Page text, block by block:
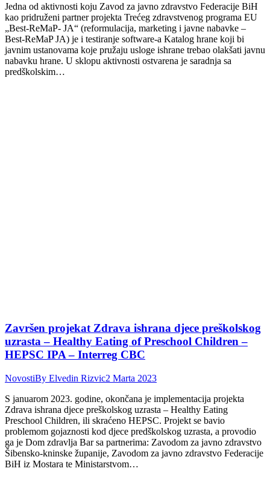
Jedna od aktivnosti koju Zavod za javno zdravstvo Federacije BiH
kao pridruženi partner projekta Trećeg zdravstvenog programa EU
„Best-ReMaP- JA“ (reformulacija, marketing i javne nabavke –
Best-ReMaP JA) je i testiranje software-a Katalog hrane koji bi
javnim ustanovama koje pružaju usloge ishrane trebao olakšati javnu
nabavku hrane. U sklopu aktivnosti ostvarena je saradnja sa
predškolskim…
Završen projekat Zdrava ishrana djece preškolskog
uzrasta – Healthy Eating of Preschool Children –
HEPSC IPA – Interreg CBC
NovostiBy Elvedin Rizvic2 Marta 2023
S januarom 2023. godine, okončana je implementacija projekta
Zdrava ishrana djece preškolskog uzrasta – Healthy Eating
Preschool Children, ili skraćeno HEPSC. Projekt se bavio
problemom gojaznosti kod djece predškolskog uzrasta, a provodio
ga je Dom zdravlja Bar sa partnerima: Zavodom za javno zdravstvo
Šibensko-kninske županije, Zavodom za javno zdravstvo Federacije
BiH iz Mostara te Ministarstvom…